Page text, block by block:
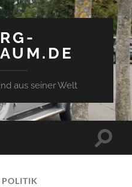
aus seiner Welt
Toggle
POLITIK